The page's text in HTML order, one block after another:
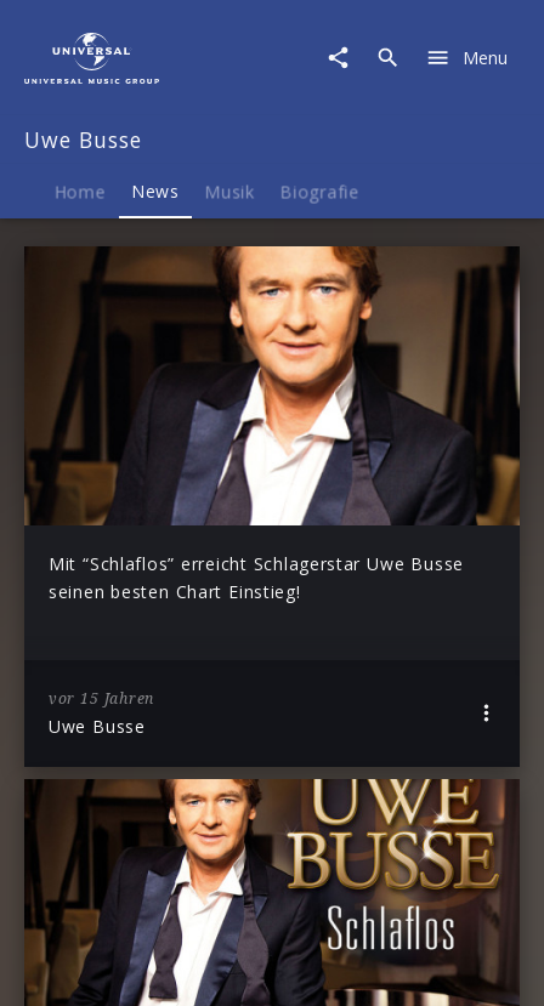
News
Menu
Uwe Busse
Home News Musik Biografie
Mit “Schlaflos” erreicht Schlagerstar Uwe Busse
seinen besten Chart Einstieg!
vor 15 Jahren
Uwe Busse